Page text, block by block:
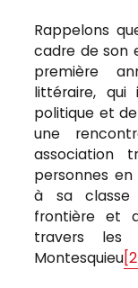
Rappelons
cadre de son
première
littéraire,
politique et
une
association
personnes
à sa classe
frontière et
travers
Montesquieu